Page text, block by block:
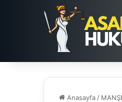
Anasayfa /